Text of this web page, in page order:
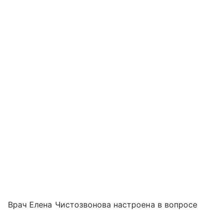
Врач Елена Чистозвонова настроена в вопросе